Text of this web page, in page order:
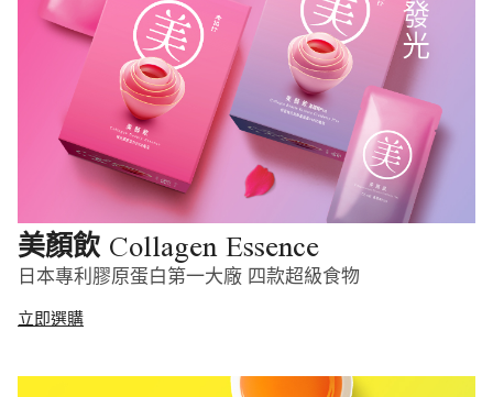
美顏飲 Collagen Essence
日本專利膠原蛋白第一大廠 四款超級食物
立即選購